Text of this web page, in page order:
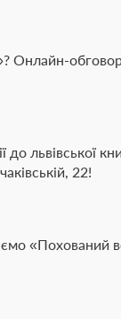
Онлайн-
львівської
22!
«Похований